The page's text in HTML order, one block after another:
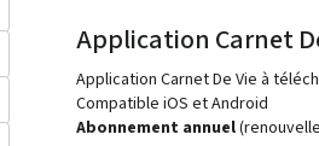
Application Carnet
Application Carnet De Vie à
Compatible iOS et Android
Abonnement annuel